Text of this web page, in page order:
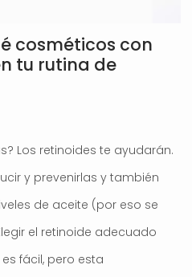
cosméticos con
tu rutina de
Los retinoides te ayudarán.
y prevenirlas y también
de aceite (por eso se
el retinoide adecuado
fácil, pero esta